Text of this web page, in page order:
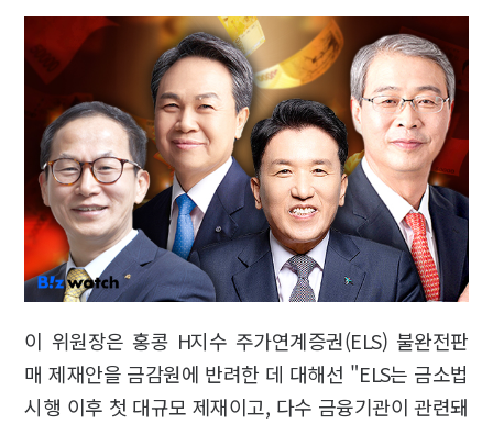
이 위원장은 홍콩 H지수 주가연계증권(ELS) 불완전판
매 제재안을 금감원에 반려한 데 대해선 "ELS는 금소법
시행 이후 첫 대규모 제재이고, 다수 금융기관이 관련돼